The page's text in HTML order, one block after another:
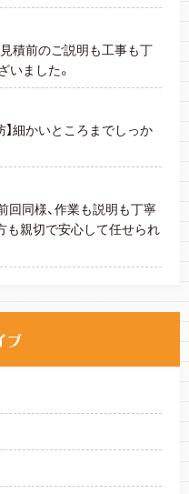
積前のご説明も工事も丁
いました。
細かいところまでしっか
回同様、作業も説明も丁寧
も親切で安心して任せられ